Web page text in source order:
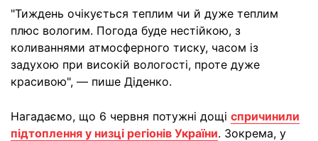
"Тиждень очікується теплим чи й дуже теплим
плюс вологим. Погода буде нестійкою, з
коливаннями атмосферного тиску, часом із
задухою при високій вологості, проте дуже
красивою", — пише Діденко.
Нагадаємо, що 6 червня потужні дощі спричинили
підтоплення у низці регіонів України. Зокрема, у